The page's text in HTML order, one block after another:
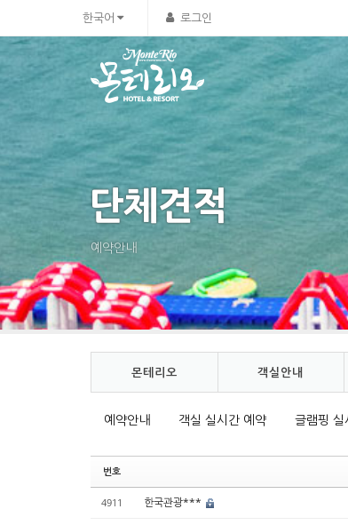
한국어 로그인
단체견적
예약안내
몬테리오 객실안내
예약안내 객실 실시간 예약 글램핑
번호
4911 한국관광***
Sketchbook5, 스케치북5